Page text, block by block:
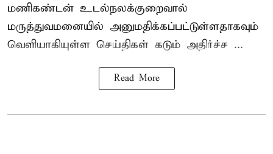
மணிகண்டன் உடல்நலக்குறைவால்
மருத்துவமனையில் அனுமதிக்கப்பட்டுள்ளதாகவும்
வெளியாகியுள்ள செய்திகள் கடும் அதிர்ச்ச ...
Read More